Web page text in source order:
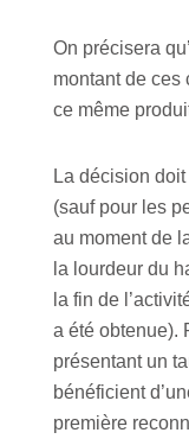
On précisera
montant de ces
ce même
La décision
(sauf pour les
au moment de
la lourdeur du
la fin de
a été obtenue).
présentant un
bénéficient
première